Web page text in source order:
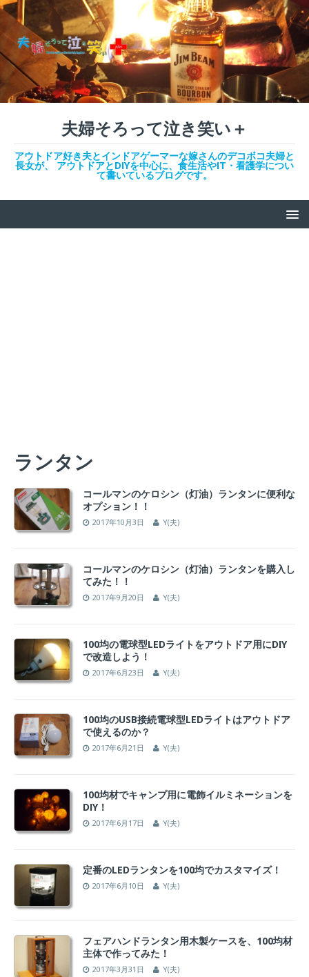
夫婦そろって泣き笑い＋
アウトドア好き夫とインドアゲーマーな嫁さんのデコボコ夫婦と
長女が、 アウトドアとDIYを中心に、食生活やIT・看護学につい
て書いているブログです。
ランタン
コールマンのケロシン（灯油）ランタンに便利な
オプション！！
2017年10月3日 Y(夫)
コールマンのケロシン（灯油）ランタンを購入し
てみた！！
2017年9月20日 Y(夫)
100均の電球型LEDライトをアウトドア用にDIY
で改造しよう！
2017年6月23日 Y(夫)
100均のUSB接続電球型LEDライトはアウトドア
で使えるのか？
2017年6月21日 Y(夫)
100均材でキャンプ用に電飾イルミネーションを
DIY！
2017年6月17日 Y(夫)
定番のLEDランタンを100均でカスタマイズ！
2017年6月10日 Y(夫)
フェアハンドランタン用木製ケースを、100均材
主体で作ってみた！
2017年3月31日 Y(夫)